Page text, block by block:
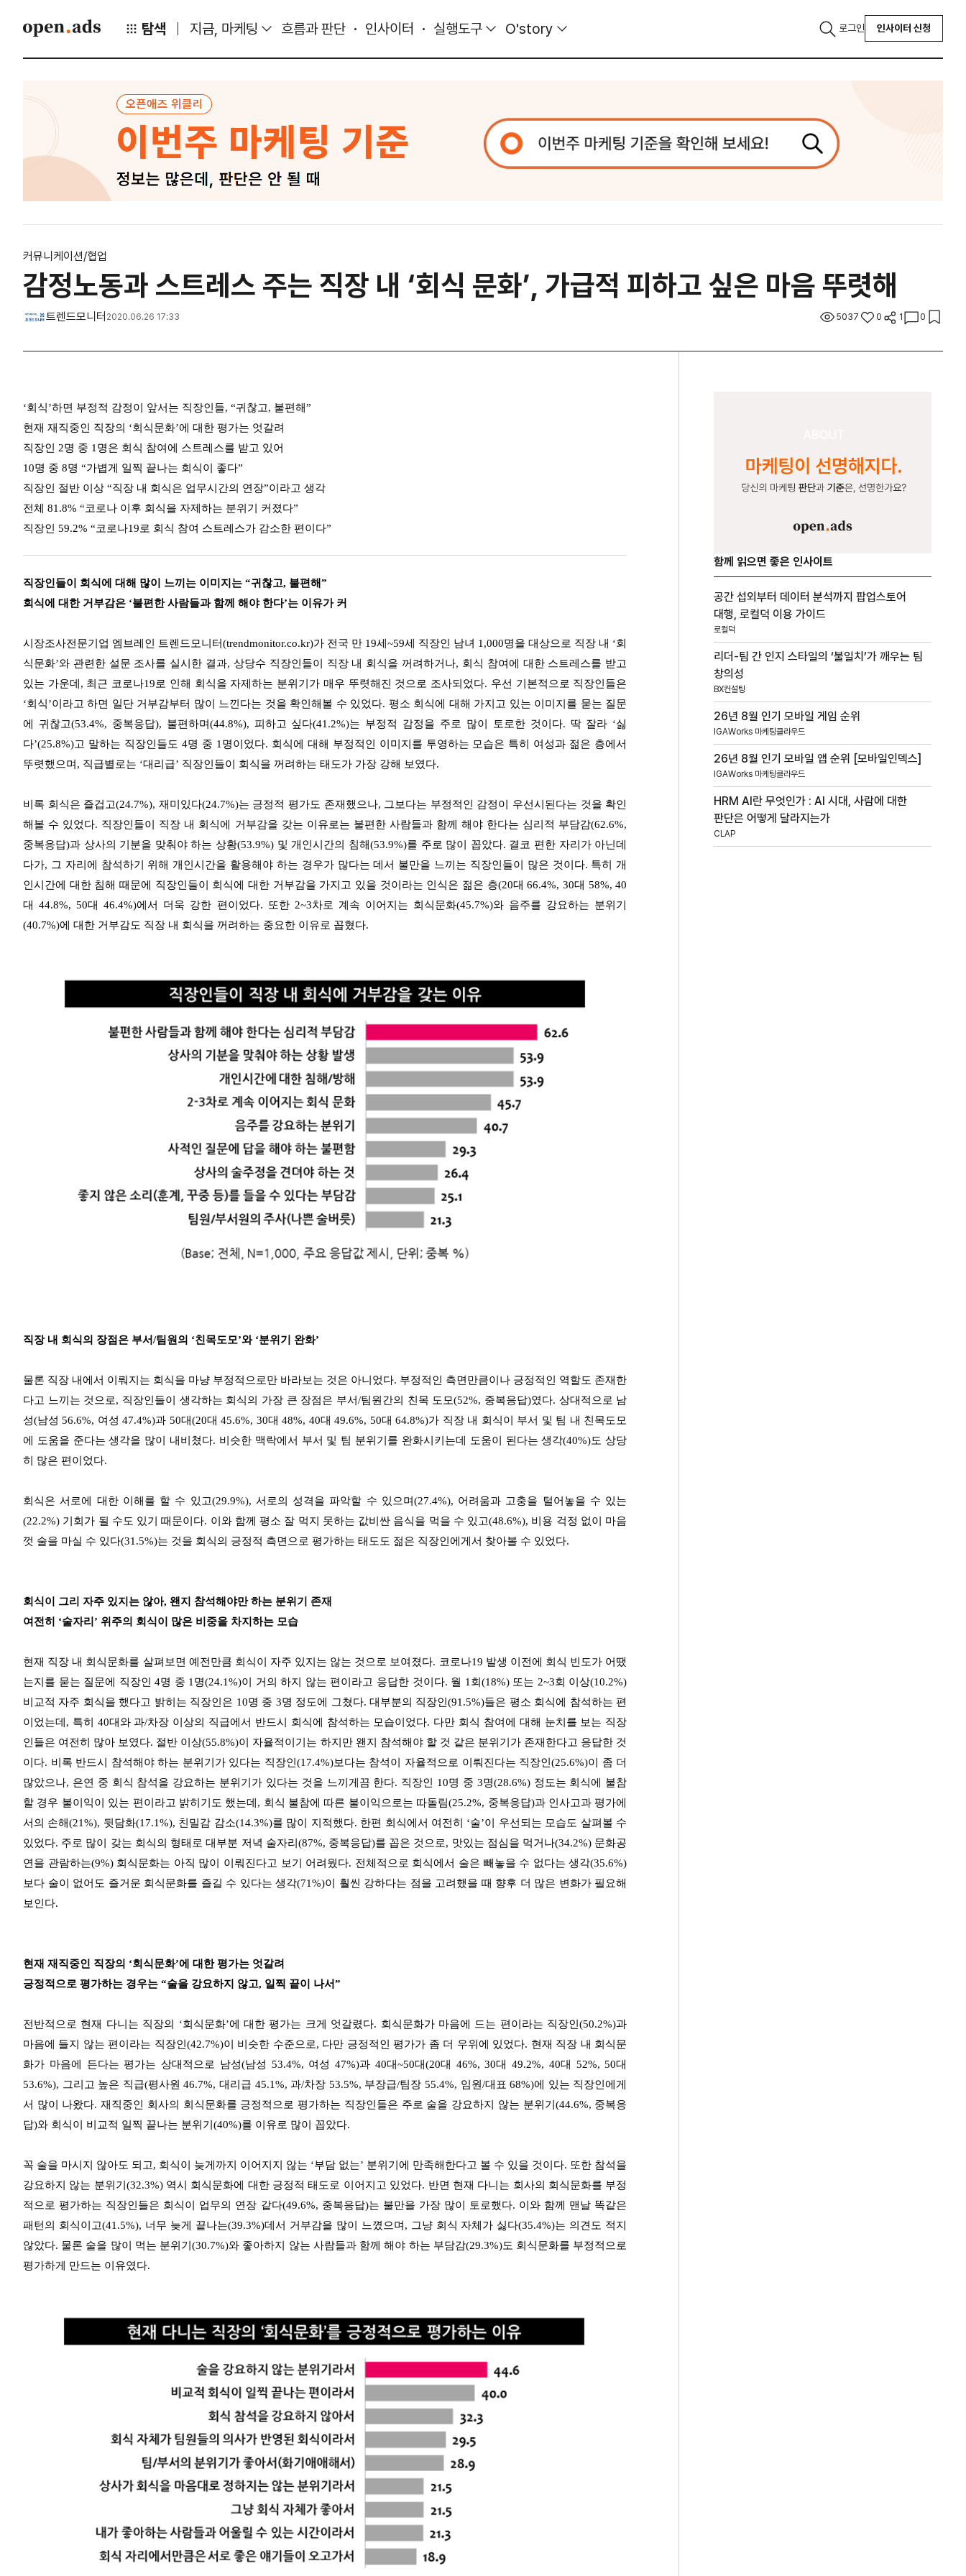
탐색 지금, 마케팅 흐름과 판단 인사이터 실행도구 O'story 로그인 인사이터 신청
커뮤니케이션/협업
감정노동과 스트레스 주는 직장 내 ‘회식 문화’, 가급적 피하고 싶은 마음 뚜렷해
트렌드모니터 2020.06.26 17:33 5037 0 1 0
‘회식’하면 부정적 감정이 앞서는 직장인들, “귀찮고, 불편해”
현재 재직중인 직장의 ‘회식문화’에 대한 평가는 엇갈려
직장인 2명 중 1명은 회식 참여에 스트레스를 받고 있어
10명 중 8명 “가볍게 일찍 끝나는 회식이 좋다”
직장인 절반 이상 “직장 내 회식은 업무시간의 연장”이라고 생각
전체 81.8% “코로나 이후 회식을 자제하는 분위기 커졌다”
직장인 59.2% “코로나19로 회식 참여 스트레스가 감소한 편이다”
직장인들이 회식에 대해 많이 느끼는 이미지는 “귀찮고, 불편해”
회식에 대한 거부감은 ‘불편한 사람들과 함께 해야 한다’는 이유가 커
시장조사전문기업 엠브레인 트렌드모니터(trendmonitor.co.kr)가 전국 만 19세~59세 직장인 남녀 1,000명을 대상으로 직장 내 ‘회
식문화’와 관련한 설문 조사를 실시한 결과, 상당수 직장인들이 직장 내 회식을 꺼려하거나, 회식 참여에 대한 스트레스를 받고
있는 가운데, 최근 코로나19로 인해 회식을 자제하는 분위기가 매우 뚜렷해진 것으로 조사되었다. 우선 기본적으로 직장인들은
‘회식’이라고 하면 일단 거부감부터 많이 느낀다는 것을 확인해볼 수 있었다. 평소 회식에 대해 가지고 있는 이미지를 묻는 질문
에 귀찮고(53.4%, 중복응답), 불편하며(44.8%), 피하고 싶다(41.2%)는 부정적 감정을 주로 많이 토로한 것이다. 딱 잘라 ‘싫
다’(25.8%)고 말하는 직장인들도 4명 중 1명이었다. 회식에 대해 부정적인 이미지를 투영하는 모습은 특히 여성과 젊은 층에서
뚜렷했으며, 직급별로는 ‘대리급’ 직장인들이 회식을 꺼려하는 태도가 가장 강해 보였다.
비록 회식은 즐겁고(24.7%), 재미있다(24.7%)는 긍정적 평가도 존재했으나, 그보다는 부정적인 감정이 우선시된다는 것을 확인
해볼 수 있었다. 직장인들이 직장 내 회식에 거부감을 갖는 이유로는 불편한 사람들과 함께 해야 한다는 심리적 부담감(62.6%,
중복응답)과 상사의 기분을 맞춰야 하는 상황(53.9%) 및 개인시간의 침해(53.9%)를 주로 많이 꼽았다. 결코 편한 자리가 아닌데
다가, 그 자리에 참석하기 위해 개인시간을 활용해야 하는 경우가 많다는 데서 불만을 느끼는 직장인들이 많은 것이다. 특히 개
인시간에 대한 침해 때문에 직장인들이 회식에 대한 거부감을 가지고 있을 것이라는 인식은 젊은 층(20대 66.4%, 30대 58%, 40
대 44.8%, 50대 46.4%)에서 더욱 강한 편이었다. 또한 2~3차로 계속 이어지는 회식문화(45.7%)와 음주를 강요하는 분위기
(40.7%)에 대한 거부감도 직장 내 회식을 꺼려하는 중요한 이유로 꼽혔다.
직장 내 회식의 장점은 부서/팀원의 ‘친목도모’와 ‘분위기 완화’
물론 직장 내에서 이뤄지는 회식을 마냥 부정적으로만 바라보는 것은 아니었다. 부정적인 측면만큼이나 긍정적인 역할도 존재한
다고 느끼는 것으로, 직장인들이 생각하는 회식의 가장 큰 장점은 부서/팀원간의 친목 도모(52%, 중복응답)였다. 상대적으로 남
성(남성 56.6%, 여성 47.4%)과 50대(20대 45.6%, 30대 48%, 40대 49.6%, 50대 64.8%)가 직장 내 회식이 부서 및 팀 내 친목도모
에 도움을 준다는 생각을 많이 내비쳤다. 비슷한 맥락에서 부서 및 팀 분위기를 완화시키는데 도움이 된다는 생각(40%)도 상당
히 많은 편이었다.
회식은 서로에 대한 이해를 할 수 있고(29.9%), 서로의 성격을 파악할 수 있으며(27.4%), 어려움과 고충을 털어놓을 수 있는
(22.2%) 기회가 될 수도 있기 때문이다. 이와 함께 평소 잘 먹지 못하는 값비싼 음식을 먹을 수 있고(48.6%), 비용 걱정 없이 마음
껏 술을 마실 수 있다(31.5%)는 것을 회식의 긍정적 측면으로 평가하는 태도도 젊은 직장인에게서 찾아볼 수 있었다.
회식이 그리 자주 있지는 않아, 왠지 참석해야만 하는 분위기 존재
여전히 ‘술자리’ 위주의 회식이 많은 비중을 차지하는 모습
현재 직장 내 회식문화를 살펴보면 예전만큼 회식이 자주 있지는 않는 것으로 보여졌다. 코로나19 발생 이전에 회식 빈도가 어땠
는지를 묻는 질문에 직장인 4명 중 1명(24.1%)이 거의 하지 않는 편이라고 응답한 것이다. 월 1회(18%) 또는 2~3회 이상(10.2%)
비교적 자주 회식을 했다고 밝히는 직장인은 10명 중 3명 정도에 그쳤다. 대부분의 직장인(91.5%)들은 평소 회식에 참석하는 편
이었는데, 특히 40대와 과/차장 이상의 직급에서 반드시 회식에 참석하는 모습이었다. 다만 회식 참여에 대해 눈치를 보는 직장
인들은 여전히 많아 보였다. 절반 이상(55.8%)이 자율적이기는 하지만 왠지 참석해야 할 것 같은 분위기가 존재한다고 응답한 것
이다. 비록 반드시 참석해야 하는 분위기가 있다는 직장인(17.4%)보다는 참석이 자율적으로 이뤄진다는 직장인(25.6%)이 좀 더
많았으나, 은연 중 회식 참석을 강요하는 분위기가 있다는 것을 느끼게끔 한다. 직장인 10명 중 3명(28.6%) 정도는 회식에 불참
할 경우 불이익이 있는 편이라고 밝히기도 했는데, 회식 불참에 따른 불이익으로는 따돌림(25.2%, 중복응답)과 인사고과 평가에
서의 손해(21%), 뒷담화(17.1%), 친밀감 감소(14.3%)를 많이 지적했다. 한편 회식에서 여전히 ‘술’이 우선되는 모습도 살펴볼 수
있었다. 주로 많이 갖는 회식의 형태로 대부분 저녁 술자리(87%, 중복응답)를 꼽은 것으로, 맛있는 점심을 먹거나(34.2%) 문화공
연을 관람하는(9%) 회식문화는 아직 많이 이뤄진다고 보기 어려웠다. 전체적으로 회식에서 술은 빼놓을 수 없다는 생각(35.6%)
보다 술이 없어도 즐거운 회식문화를 즐길 수 있다는 생각(71%)이 훨씬 강하다는 점을 고려했을 때 향후 더 많은 변화가 필요해
보인다.
현재 재직중인 직장의 ‘회식문화’에 대한 평가는 엇갈려
긍정적으로 평가하는 경우는 “술을 강요하지 않고, 일찍 끝이 나서”
전반적으로 현재 다니는 직장의 ‘회식문화’에 대한 평가는 크게 엇갈렸다. 회식문화가 마음에 드는 편이라는 직장인(50.2%)과
마음에 들지 않는 편이라는 직장인(42.7%)이 비슷한 수준으로, 다만 긍정적인 평가가 좀 더 우위에 있었다. 현재 직장 내 회식문
화가 마음에 든다는 평가는 상대적으로 남성(남성 53.4%, 여성 47%)과 40대~50대(20대 46%, 30대 49.2%, 40대 52%, 50대
53.6%), 그리고 높은 직급(평사원 46.7%, 대리급 45.1%, 과/차장 53.5%, 부장급/팀장 55.4%, 임원/대표 68%)에 있는 직장인에게
서 많이 나왔다. 재직중인 회사의 회식문화를 긍정적으로 평가하는 직장인들은 주로 술을 강요하지 않는 분위기(44.6%, 중복응
답)와 회식이 비교적 일찍 끝나는 분위기(40%)를 이유로 많이 꼽았다.
꼭 술을 마시지 않아도 되고, 회식이 늦게까지 이어지지 않는 ‘부담 없는’ 분위기에 만족해한다고 볼 수 있을 것이다. 또한 참석을
강요하지 않는 분위기(32.3%) 역시 회식문화에 대한 긍정적 태도로 이어지고 있었다. 반면 현재 다니는 회사의 회식문화를 부정
적으로 평가하는 직장인들은 회식이 업무의 연장 같다(49.6%, 중복응답)는 불만을 가장 많이 토로했다. 이와 함께 맨날 똑같은
패턴의 회식이고(41.5%), 너무 늦게 끝나는(39.3%)데서 거부감을 많이 느꼈으며, 그냥 회식 자체가 싫다(35.4%)는 의견도 적지
않았다. 물론 술을 많이 먹는 분위기(30.7%)와 좋아하지 않는 사람들과 함께 해야 하는 부담감(29.3%)도 회식문화를 부정적으로
평가하게 만드는 이유였다.
함께 읽으면 좋은 인사이트
공간 섭외부터 데이터 분석까지 팝업스토어
대행, 로컬덕 이용 가이드
로컬덕
리더-팀 간 인지 스타일의 ‘불일치’가 깨우는 팀
창의성
BX컨설팅
26년 8월 인기 모바일 게임 순위
IGAWorks 마케팅클라우드
26년 8월 인기 모바일 앱 순위 [모바일인덱스]
IGAWorks 마케팅클라우드
HRM AI란 무엇인가 : AI 시대, 사람에 대한
판단은 어떻게 달라지는가
CLAP